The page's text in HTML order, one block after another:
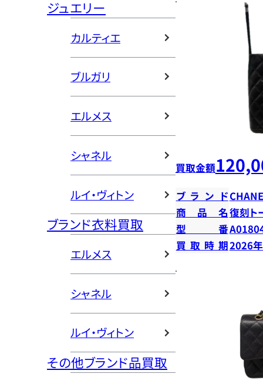
ジュエリー
カルティエ
ブルガリ
エルメス
シャネル
ルイ・ヴィトン
ブランド衣料買取
エルメス
シャネル
ルイ・ヴィトン
その他ブランド品買取
買取金額
ブランド
商品名復刻ト
型番
買取時期2026